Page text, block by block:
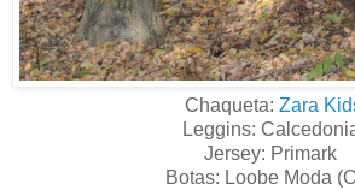
Chaqueta: Zara
Leggins:
Jersey: Primark
Botas: Loobe Moda